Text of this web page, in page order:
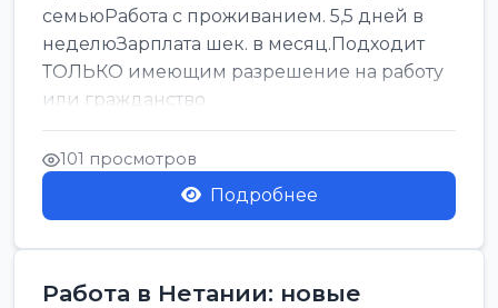
семьюРабота с проживанием. 5,5 дней в
неделюЗарплата шек. в месяц.Подходит
ТОЛЬКО имеющим разрешение на работу
или гражданство
101 просмотров
Подробнее
Работа в Нетании: новые